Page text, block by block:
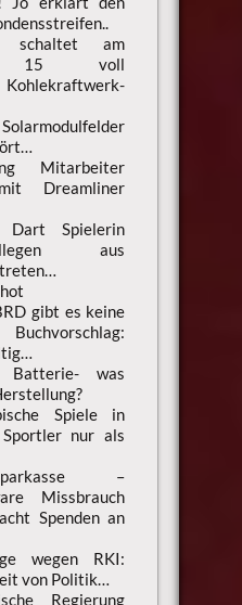
schaltet am
15 voll
Mitarbeiter
Dreamliner
Dart Spielerin
aus
gibt es keine
Batterie- was
Spiele in
Sportler nur als
–
Missbrauch
Spenden an
wegen RKI:
von Politik…
Regierung